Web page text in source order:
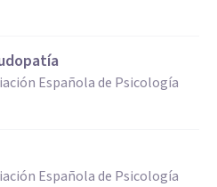
Española de Psicología
Española de Psicología